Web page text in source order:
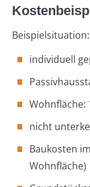
Beispielsituation:
individuell
Wohnfläche:
nicht
Baukosten
Wohnfläche)